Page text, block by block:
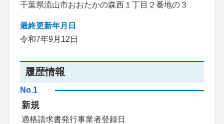
千葉県流山市おおたかの森西１丁目２番地の３
最終更新年月日
令和7年9月12日
履歴情報
No.1
新規
適格請求書発行事業者登録日